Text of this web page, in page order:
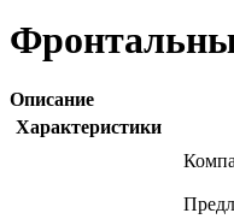
Описание
Характеристики